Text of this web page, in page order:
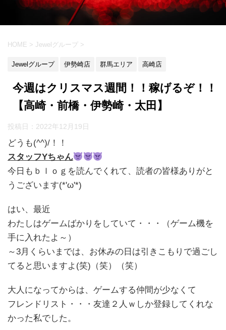
HOME > Jewelグループ >
Jewelグループ 伊勢崎店 群馬エリア 高崎店
今週はクリスマス週間！！稼げるぞ！！
【高崎・前橋・伊勢崎・太田】
投稿日： 2022年12月19日
どうも(^^)/！！
スタッフYちゃん
今日もｂｌｏｇを読んでくれて、読者の皆様ありがと
うございます(*'ω'*)
はい、最近
わたしはゲームばかりをしていて・・・（ゲーム機を
手に入れたよ～）
～3月くらいまでは、お休みの日は引きこもりで過ごし
てると思いますよ(笑)（笑）（笑）
大人になってからは、ゲームする仲間が少なくて
フレンドリスト・・・友達２人ｗしか登録してくれな
かった私でした。